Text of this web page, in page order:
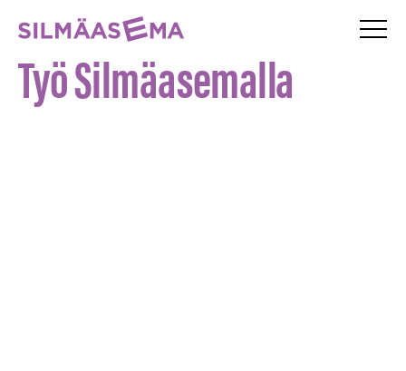
Silmäasema – etusivu
Työ Silmäasemalla
TÖIHIN MEILLE